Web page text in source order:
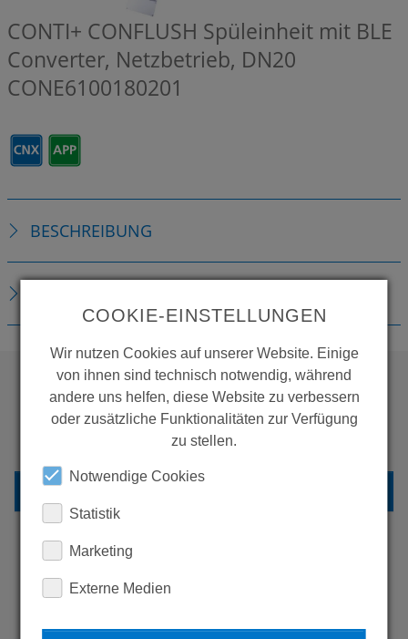
CONTI+ CONFLUSH Spüleinheit mit BLE
Converter, Netzbetrieb, DN20
CONE6100180201
BESCHREIBUNG
WOLLEN SIE MEHR
PRODUKTE SEHEN?
ZURÜCK ZUR ÜBERSICHT
ERFAHREN SIE MEHR ÜBER
COOKIE-EINSTELLUNGEN
Wir nutzen Cookies auf unserer Website. Einige
von ihnen sind technisch notwendig, während
andere uns helfen, diese Website zu verbessern
oder zusätzliche Funktionalitäten zur Verfügung
zu stellen.
Notwendige Cookies
Statistik
Marketing
Externe Medien